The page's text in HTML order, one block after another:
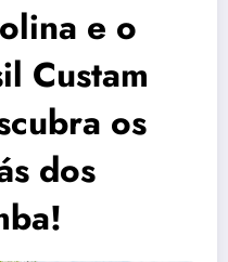
e o
Custam
os
dos